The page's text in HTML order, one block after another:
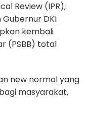
Review (IPR),
DKI
kembali
(PSBB) total
new normal yang
masyarakat,